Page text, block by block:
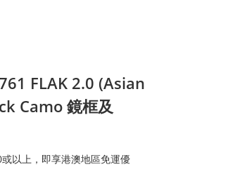
FLAK 2.0 (Asian
Camo 鏡框及
以上，即享港澳地區免運優